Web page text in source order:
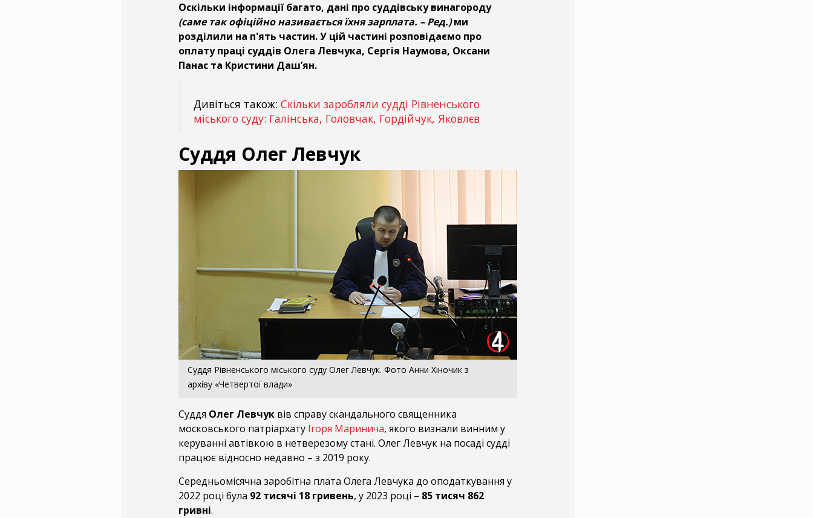
Оскільки інформації багато, дані про суддівську винагороду
(саме так офіційно називається їхня зарплата. – Ред.)ми
розділили на п'ять частин. У цій частині розповідаємо про
оплату праці суддів Олега Левчука, Сергія Наумова, Оксани
Панас та Кристини Даш’ян.
Дивіться також: Скільки заробляли судді Рівненського
міського суду: Галінська, Головчак, Гордійчук, Яковлєв
Суддя Олег Левчук
Суддя Рівненського міського суду Олег Левчук. Фото Анни Хіночик з
архіву «Четвертої влади»
Суддя Олег Левчук вів справу скандального священника
московського патріархату Ігоря Маринича, якого визнали винним у
керуванні автівкою в нетверезому стані. Олег Левчук на посаді судді
працює відносно недавно – з 2019 року.
Середньомісячна заробітна плата Олега Левчука до оподаткування у
2022 році була 92 тисячі 18 гривень, у 2023 році – 85 тисяч 862
гривні.